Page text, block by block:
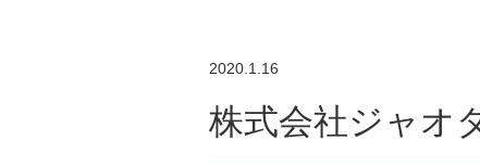
2020.1.16
株式会社ジャオ